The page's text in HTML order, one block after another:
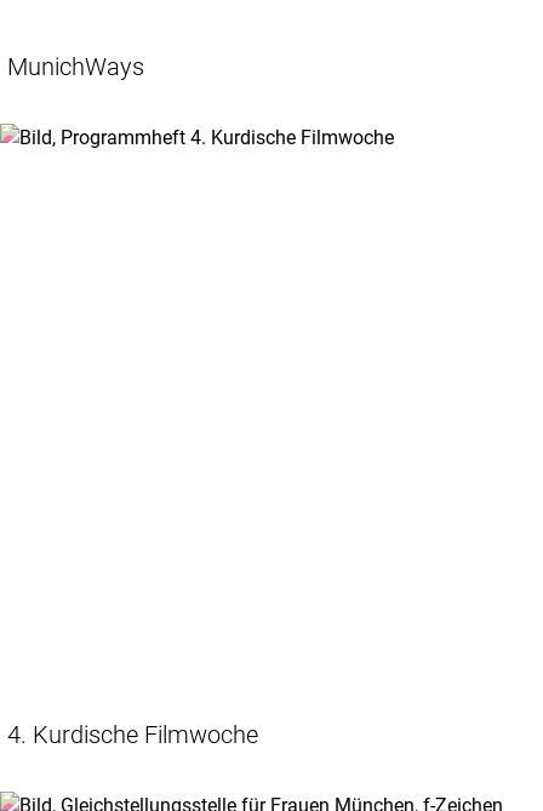
MunichWays
4. Kurdische Filmwoche